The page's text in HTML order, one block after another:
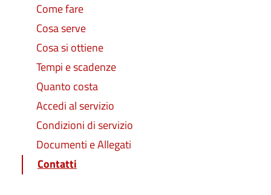
Come fare
Cosa serve
Cosa si ottiene
Tempi e scadenze
Quanto costa
Accedi al servizio
Condizioni di servizio
Documenti e Allegati
Contatti